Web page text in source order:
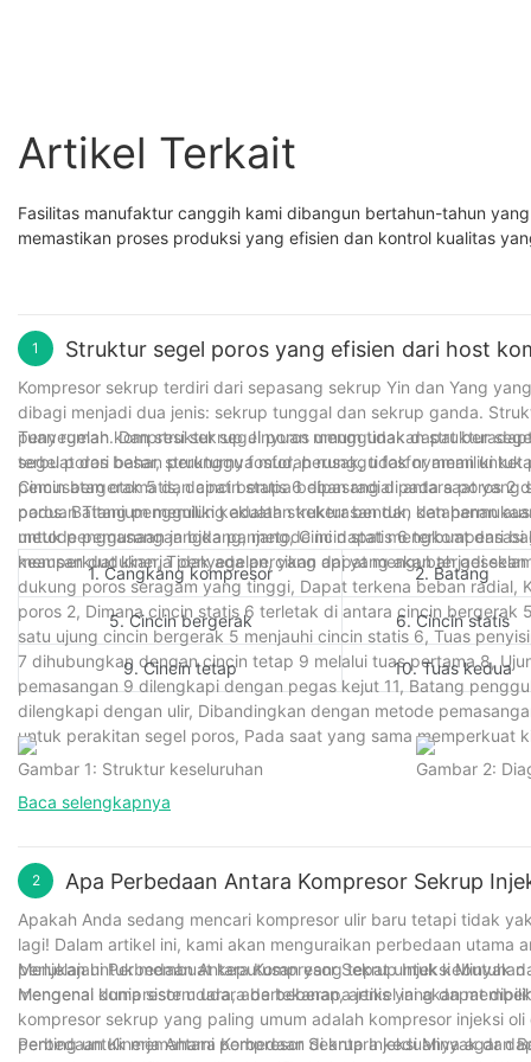
Artikel Terkait
Fasilitas manufaktur canggih kami dibangun bertahun-tahun
memastikan proses produksi yang efisien dan kontrol kualitas
1 Struktur segel poros yang efisien dari host
Kompresor sekrup terdiri dari sepasang sekrup Yin dan Yang
dibagi menjadi dua jenis: sekrup tunggal dan sekrup ganda.
penyegelan. Dan struktur segel poros umum tidak dapat
segel poros besar, strukturnya mudah rusak, tidak nyaman
Tuan rumah kompresi sekrup Jinyuan menggunakan struktur
terbuat dari bahan perunggu fosfor, perunggu fosfor memiliki
pemusatan otomatis, dapat berupa beban radial pada saat
poros. Batang penggulung adalah struktur bentuk, dan
metode pemasangan bidang, metode ini dapat
memperkuat kinerja penyegelan, yang dapat mengubah
Cincin bergerak 5 dan cincin statis 6 dipasang di antara poros
paduan Titanium memiliki kekuatan kekerasan dan ketahanan
untuk penggunaan jangka panjang, Cincin statis 6 terbuat dari
keausan dudukan, Tidak ada percikan api yang akan terjadi
dukung poros seragam yang tinggi, Dapat terkena beban radial,
poros 2, Dimana cincin statis 6 terletak di antara cincin
satu ujung cincin bergerak 5 menjauhi cincin statis 6, Tuas
7 dihubungkan dengan cincin tetap 9 melalui tuas pertama 8,
pemasangan 9 dilengkapi dengan pegas kejut 11, Batang
dilengkapi dengan ulir, Dibandingkan dengan metode
untuk perakitan segel poros, Pada saat yang sama memperkuat
1. Cangkang kompresor 2. Batang
5. Cincin bergerak 6. Cincin statis
9. Cincin tetap 10. Tuas kedua
Gambar 1: Struktur keseluruhan Gambar 2:
Baca selengkapnya
2 Apa Perbedaan Antara Kompresor Sekrup
Apakah Anda sedang mencari kompresor ulir baru tetapi tidak
lagi! Dalam artikel ini, kami akan menguraikan perbedaan utama
perlukan untuk membuat keputusan yang tepat untuk
mengenal dunia sistem udara bertekanan, artikel ini akan
Menjelajahi Perbedaan Antara Kompresor Sekrup Injeksi Minyak
Mengenai kompresor udara, ada beberapa jenis yang dapat
kompresor sekrup yang paling umum adalah kompresor injeksi
penting untuk memahami perbedaan di antara keduanya agar
Perbedaan Kinerja Antara Kompresor Sekrup Injeksi Minyak dan